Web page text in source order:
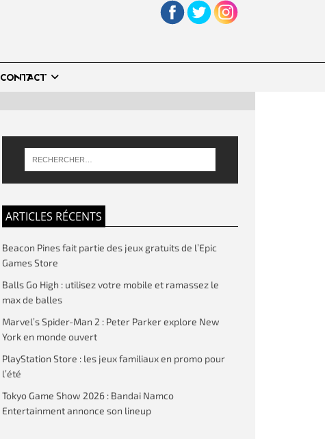
CONTACT
ARTICLES RÉCENTS
Beacon Pines fait partie des jeux gratuits de l’Epic
Games Store
Balls Go High : utilisez votre mobile et ramassez le
max de balles
Marvel’s Spider-Man 2 : Peter Parker explore New
York en monde ouvert
PlayStation Store : les jeux familiaux en promo pour
l’été
Tokyo Game Show 2026 : Bandai Namco
Entertainment annonce son lineup